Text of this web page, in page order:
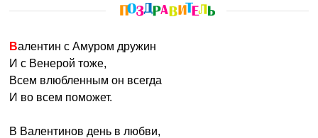
Валентин с Амуром дружин
И с Венерой тоже,
Всем влюбленным он всегда
И во всем поможет.
В Валентинов день в любви,